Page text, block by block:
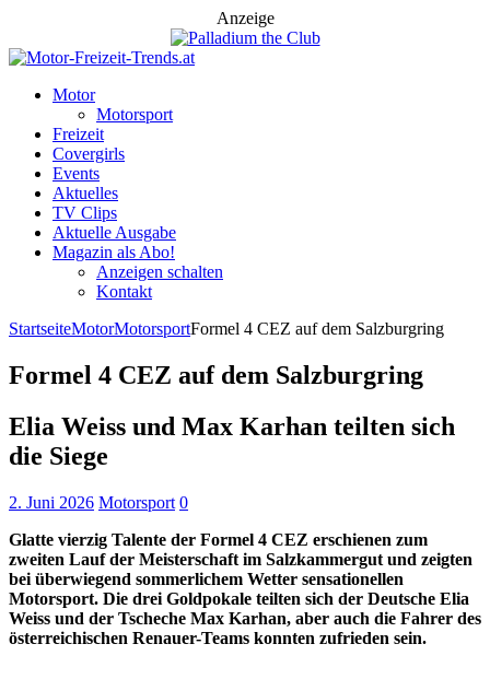
Anzeige
Motor
Motorsport
Freizeit
Covergirls
Events
Aktuelles
TV Clips
Aktuelle Ausgabe
Magazin als Abo!
Anzeigen schalten
Kontakt
StartseiteMotorMotorsportFormel 4 CEZ auf dem Salzburgring
Formel 4 CEZ auf dem Salzburgring
Elia Weiss und Max Karhan teilten sich
die Siege
2. Juni 2026 Motorsport 0
Glatte vierzig Talente der Formel 4 CEZ erschienen zum
zweiten Lauf der Meisterschaft im Salzkammergut und zeigten
bei überwiegend sommerlichem Wetter sensationellen
Motorsport. Die drei Goldpokale teilten sich der Deutsche Elia
Weiss und der Tscheche Max Karhan, aber auch die Fahrer des
österreichischen Renauer-Teams konnten zufrieden sein.